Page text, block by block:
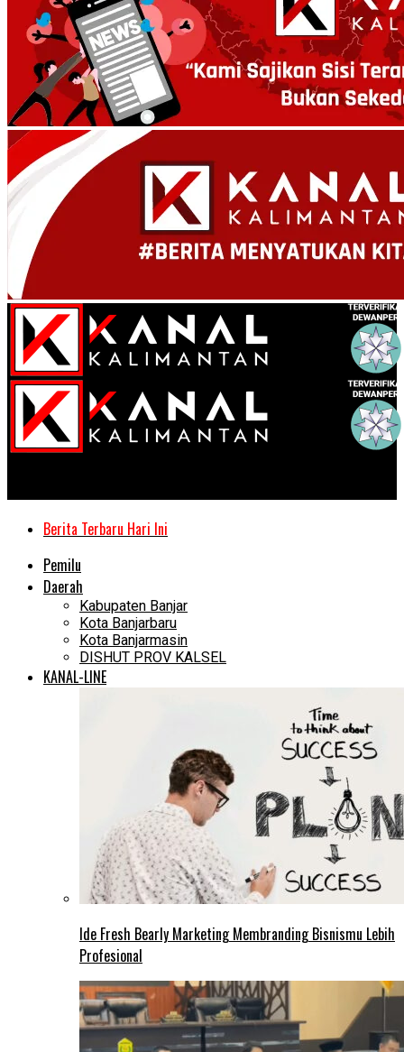
Berita Terbaru Hari Ini
Pemilu
Daerah
Kabupaten Banjar
Kota Banjarbaru
Kota Banjarmasin
DISHUT PROV KALSEL
KANAL-LINE
Ide Fresh Bearly Marketing Membranding Bisnismu Lebih
Profesional